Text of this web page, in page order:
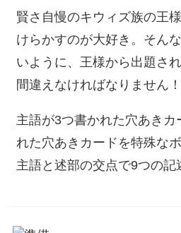
賢さ自慢のキウィズ族の王
けらかすのが大好き。そん
いように、王様から出題さ
間違えなければなりません！
主語が3つ書かれた穴あき
れた穴あきカードを特殊な
主語と述部の交点で9つの記